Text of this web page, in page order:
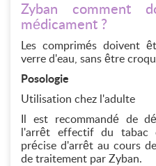
Zyban comment
médicament ?
Les comprimés doivent
verre d'eau, sans être
Posologie
Utilisation chez l'adulte
Il est recommandé de
l'arrêt effectif du tabac
précise d'arrêt au cours
de traitement par Zyban.